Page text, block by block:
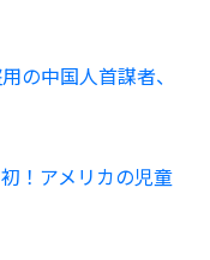
の中国人首謀者、
！アメリカの児童